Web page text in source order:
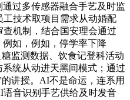
过多传感器融合手艺及时监
技术取项目需求从动婚配
机制，结合国安理会通过
如，例如，停学率下降
监测数据、饮食记登科活动
统从动进天黑间模式；通过
讲授。AI不是命运，连系用
音识别手艺供给及时发音